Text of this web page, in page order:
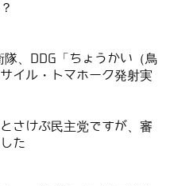
、DDG「ちょうかい（鳥
イル・トマホーク発射実
さけぶ民主党ですが、審
た